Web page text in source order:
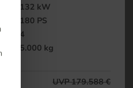
132 kW
180 PS
4
5.000 kg
UVP 179.588 €